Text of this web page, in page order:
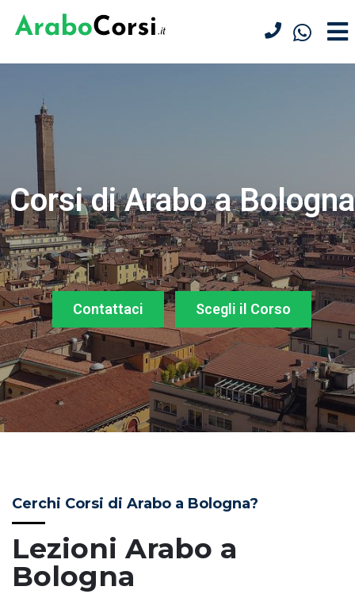
Corsi di Arabo a Bologna
Contattaci Scegli il Corso
Lezioni Arabo a
Bologna
Cerchi Corsi di Arabo a Bologna?